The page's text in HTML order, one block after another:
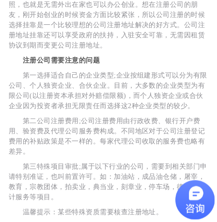
照，也就是无需外出在家也可以办公创业。想在注册公司的朋
友，刚开始创业的时候资金方面比较紧张，所以公司注册的时候
选择挂靠是一个比较理想的公司注册地址解决的好方式。公司注
册地址挂靠还可以享受政府的扶持，入驻安全可靠，无需因租赁
协议到期而变更公司注册地址。
注册公司需要注意的问题
第一选择适合自己的企业类型;企业按组建形式可以分为有限
公司、个人独资企业、合伙企业。目前，大多数的企业类型为有
限公司(以注册资本承担对外赔偿限额)，而个人独资企业或合伙
企业因为投资者承担无限责任而选择这2种企业类型的较少。
第二公司注册费用;公司注册费用由行政收费、银行开户费
用、验资费及代理公司服务费构成。不同地区对于公司注册登记
费用的补贴政策是不一样的。每家代理公司收取的服务费也略有
差异。
第三特殊项目审批;属于以下行业的公司，需要到相关部门申
请特别准证，也叫前置许可。如：加油站，成品油仓储，屠宰，
教育，宗教团体，拍卖业，典当业，刻章业，停车场，律师、会
计服务等项目。
温馨提示：某些特殊资质需要核查注册地址。